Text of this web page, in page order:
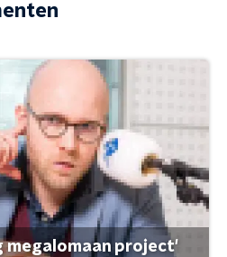
megalomaan project'